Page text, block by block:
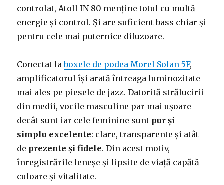
controlat, Atoll IN 80 menține totul cu multă
energie și control. Și are suficient bass chiar și
pentru cele mai puternice difuzoare.
Conectat laboxele de podea Morel Solan 5F,
amplificatorul își arată întreaga luminozitate
mai ales pe piesele de jazz. Datorită strălucirii
din medii, vocile masculine par mai ușoare
decât sunt iar cele feminine sunt pur și
simplu excelente: clare, transparente și atât
de prezente și fidele. Din acest motiv,
înregistrările leneșe și lipsite de viață capătă
culoare și vitalitate.